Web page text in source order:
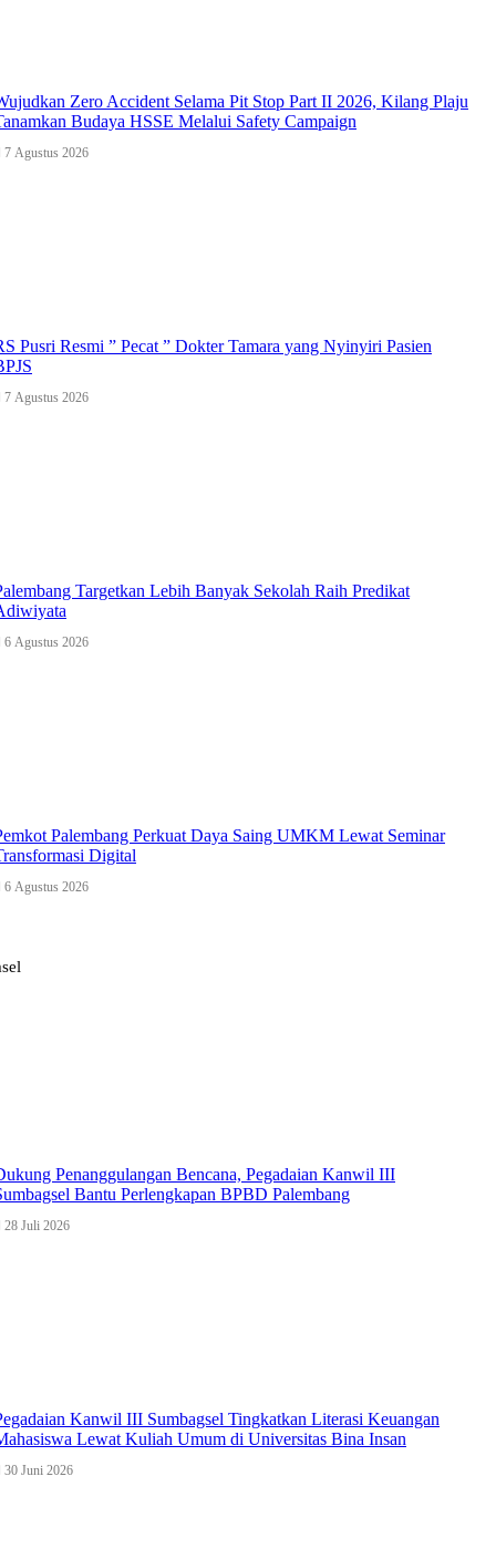
Zero Accident Selama Pit Stop Part II 2026, Kilang Plaju
Budaya HSSE Melalui Safety Campaign
7 Agustus 2026
Pusri Resmi ” Pecat ” Dokter Tamara yang Nyinyiri Pasien
7 Agustus 2026
Targetkan Lebih Banyak Sekolah Raih Predikat
6 Agustus 2026
Palembang Perkuat Daya Saing UMKM Lewat Seminar
Digital
6 Agustus 2026
Penanggulangan Bencana, Pegadaian Kanwil III
Bantu Perlengkapan BPBD Palembang
28 Juli 2026
Kanwil III Sumbagsel Tingkatkan Literasi Keuangan
Lewat Kuliah Umum di Universitas Bina Insan
30 Juni 2026